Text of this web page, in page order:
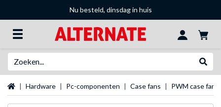
Nu besteld, dinsdag in huis
Startpagina
Hardware Pc-componenten Case fans PWM case fans